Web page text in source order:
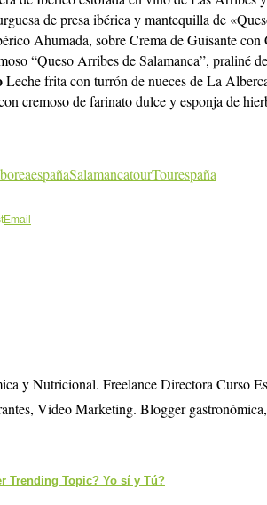
de presa ibérica y mantequilla de
Ahumada, sobre Crema de Guisante
“Queso Arribes de Salamanca”, praliné
Leche frita con turrón de nueces de La
cremoso de farinato dulce y esponja de
SalamancatourTourespaña
Email
y Nutricional. Freelance Directora Curso
Video Marketing. Blogger
Trending Topic? Yo sí y Tú?